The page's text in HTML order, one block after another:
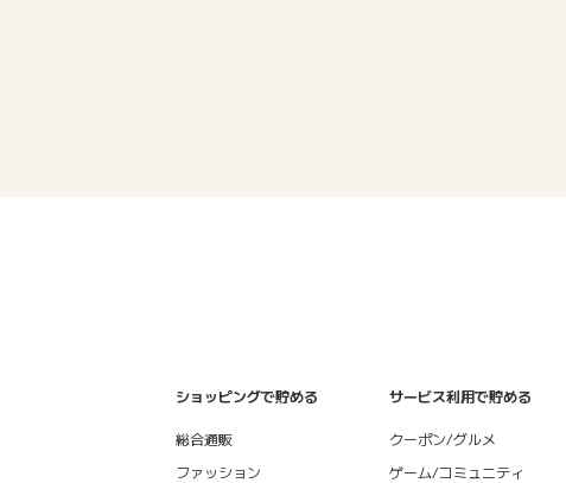
ショッピングで貯める
総合通販
ファッション
サービス利用で貯める
クーポン/グルメ
ゲーム/コミュニティ